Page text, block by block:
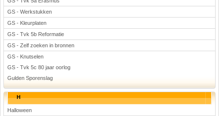
GS - Werkstukken
GS - Kleurplaten
GS - Tvk 5b Reformatie
GS - Zelf zoeken in bronnen
GS - Knutselen
GS - Tvk 5c 80 jaar oorlog
Gulden Sporenslag
H
Halloween